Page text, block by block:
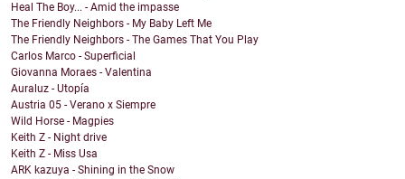
Heal The Boy... - Amid the impasse
The Friendly Neighbors - My Baby Left Me
The Friendly Neighbors - The Games That You Play
Carlos Marco - Superficial
Giovanna Moraes - Valentina
Auraluz - Utopía
Austria 05 - Verano x Siempre
Wild Horse - Magpies
Keith Z - Night drive
Keith Z - Miss Usa
ARK kazuya - Shining in the Snow